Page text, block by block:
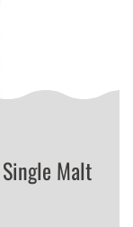
Malt